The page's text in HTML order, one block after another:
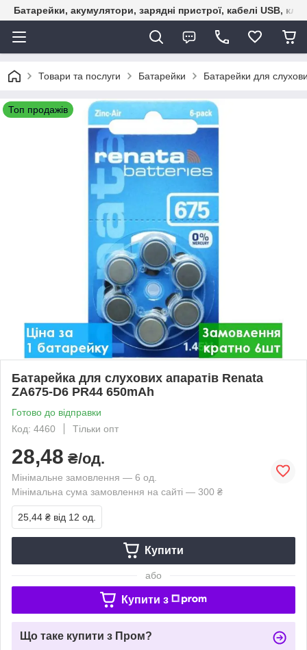
Батарейки, акумулятори, зарядні пристрої, кабелі USB,
Товари та послуги Батарейки Батарейки для
Топ продажів
Батарейка для слухових апаратів Renata
ZA675-D6 PR44 650mAh
Готово до відправки
Код: 4460
Тільки опт
28,48 ₴/од.
Мінімальне замовлення — 6 од.
Мінімальна сума замовлення на сайті — 300 ₴
25,44 ₴ від 12 од.
Купити
або
Купити з
Що таке купити з Пром?